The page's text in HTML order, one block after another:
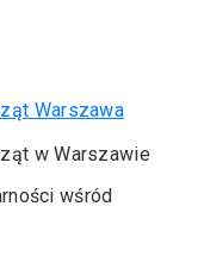
Warszawa
w Warszawie
wśród